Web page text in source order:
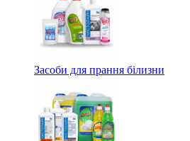
Засоби для прання білизни